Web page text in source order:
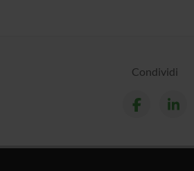
Condividi